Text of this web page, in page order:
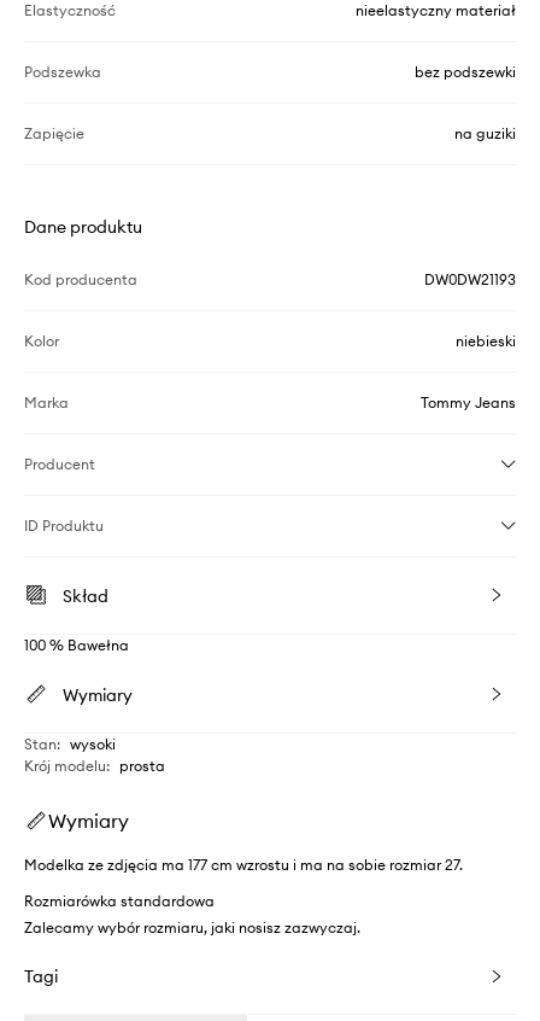
Elastyczność nieelastyczny materiał
Podszewka bez podszewki
Zapięcie na guziki
Dane produktu
Kod producenta DW0DW21193
Kolor niebieski
Marka Tommy Jeans
Producent
ID Produktu
Skład
100 % Bawełna
Wymiary
Stan: wysoki
Krój modelu: prosta
Wymiary
Modelka ze zdjęcia ma 177 cm wzrostu i ma na sobie rozmiar 27.
Rozmiarówka standardowa
Zalecamy wybór rozmiaru, jaki nosisz zazwyczaj.
Tagi